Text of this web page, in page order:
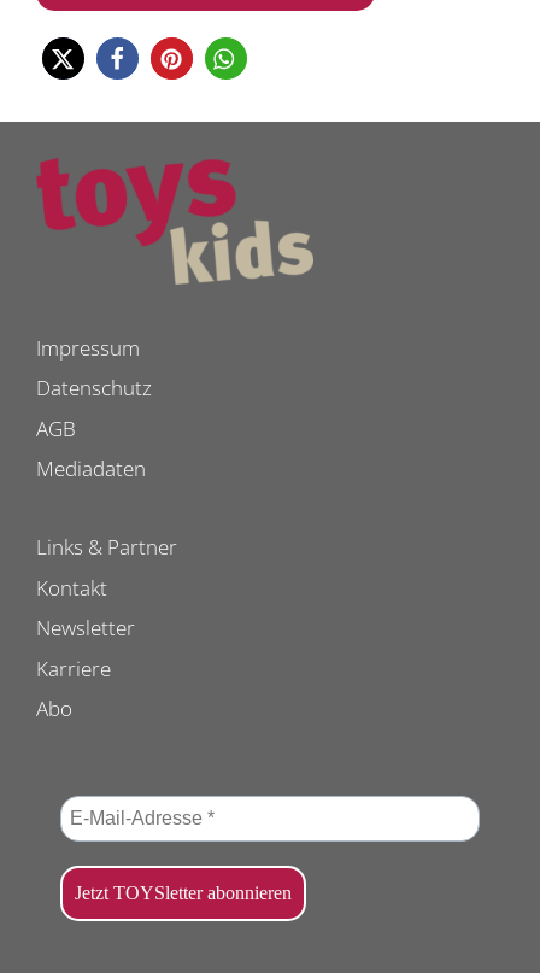
Impressum
Datenschutz
AGB
Mediadaten
Links & Partner
Kontakt
Newsletter
Karriere
Abo